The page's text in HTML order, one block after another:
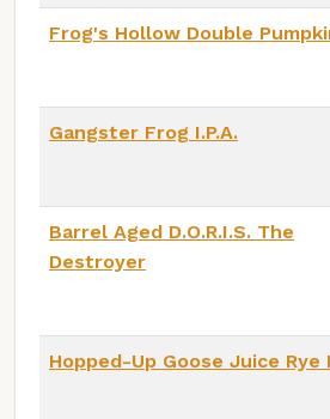
Frog's Hollow Double
Gangster Frog I.P.A.
Barrel Aged D.O.R.I.S. The
Destroyer
Hopped-Up Goose Juice Rye